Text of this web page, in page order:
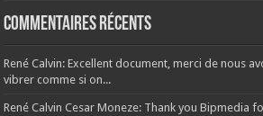
Commentaires récents
René Calvin: Excellent document, merci de nous
vibrer comme si on...
René Calvin Cesar Moneze: Thank you Bipmedia